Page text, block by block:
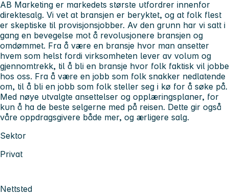
AB Marketing er markedets største utfordrer innenfor
direktesalg. Vi vet at bransjen er beryktet, og at folk flest
er skeptiske til provisjonsjobber. Av den grunn har vi satt i
gang en bevegelse mot å revolusjonere bransjen og
omdømmet. Fra å være en bransje hvor man ansetter
hvem som helst fordi virksomheten lever av volum og
gjennomtrekk, til å bli en bransje hvor folk faktisk vil jobbe
hos oss. Fra å være en jobb som folk snakker nedlatende
om, til å bli en jobb som folk steller seg i kø for å søke på.
Med nøye utvalgte ansettelser og opplæringsplaner, for
kun å ha de beste selgerne med på reisen. Dette gir også
våre oppdragsgivere både mer, og ærligere salg.
Sektor
Privat
Nettsted